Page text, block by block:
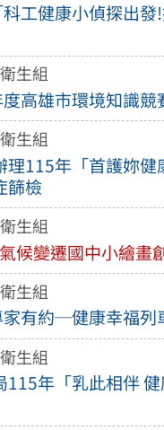
工健康小偵探出發
衛生組
高雄市環境知識競
衛生組
理115年「首護妳健
篩檢
衛生組
候變遷國中小繪畫
衛生組
家有約─健康幸福列
衛生組
115年「乳此相伴